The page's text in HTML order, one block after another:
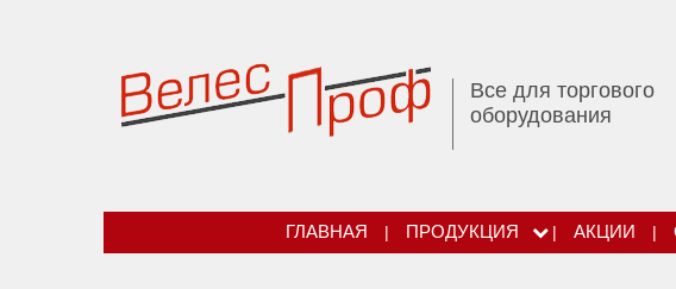
Все для торгового
оборудования
ГЛАВНАЯ | ПРОДУКЦИЯ | АКЦИИ |